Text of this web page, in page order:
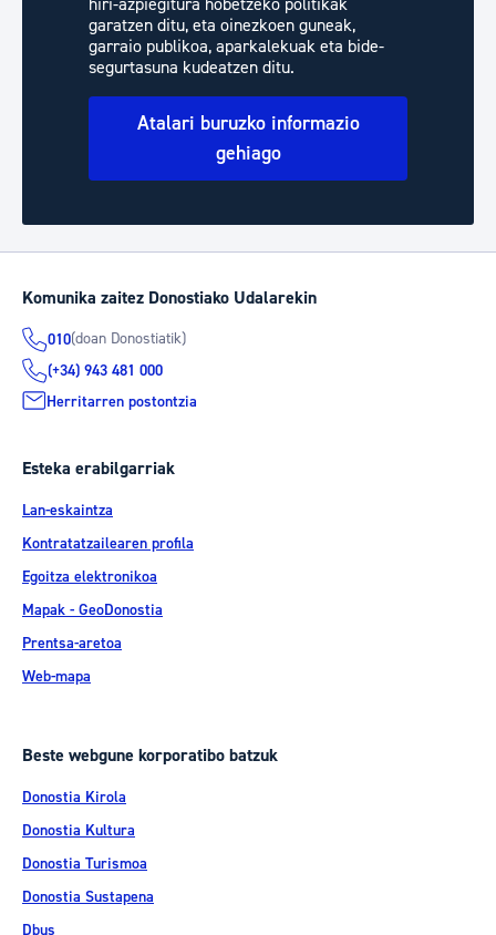
garatzen ditu, eta oinezkoen guneak,
garraio publikoa, aparkalekuak eta bide-
segurtasuna kudeatzen ditu.
Atalari buruzko informazio
gehiago
Komunika zaitez Donostiako Udalarekin
010(doan Donostiatik)
(+34) 943 481 000
Herritarren postontzia
Esteka erabilgarriak
Lan-eskaintza
Kontratatzailearen profila
Egoitza elektronikoa
Mapak - GeoDonostia
Prentsa-aretoa
Web-mapa
Beste webgune korporatibo batzuk
Donostia Kirola
Donostia Kultura
Donostia Turismoa
Donostia Sustapena
Dbus